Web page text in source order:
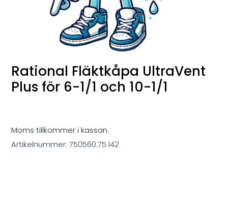
Rational Fläktkåpa UltraVent
Plus för 6-1/1 och 10-1/1
Moms tillkommer i kassan.
Artikelnummer:750560.75.142